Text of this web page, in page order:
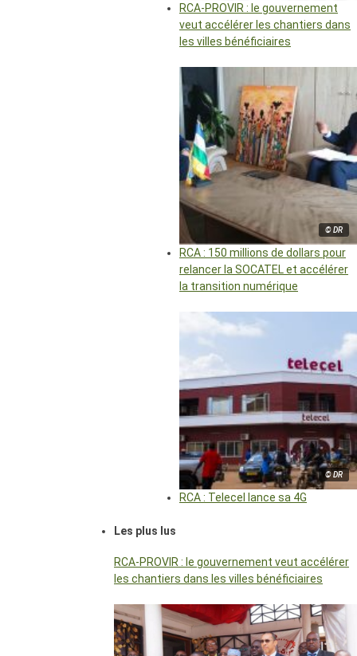
RCA-PROVIR : le gouvernement
veut accélérer les chantiers dans
les villes bénéficiaires
© DR
RCA : 150 millions de dollars pour
relancer la SOCATEL et accélérer
la transition numérique
© DR
RCA : Telecel lance sa 4G
Les plus lus
RCA-PROVIR : le gouvernement veut accélérer
les chantiers dans les villes bénéficiaires